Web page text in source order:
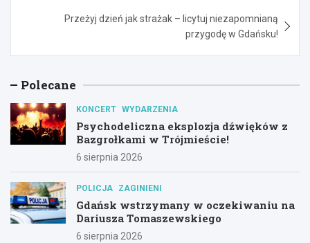
Przeżyj dzień jak strażak – licytuj niezapomnianą
przygodę w Gdańsku!
Polecane
KONCERT WYDARZENIA
Psychodeliczna eksplozja dźwięków z
Bazgrołkami w Trójmieście!
6 sierpnia 2026
POLICJA ZAGINIENI
Gdańsk wstrzymany w oczekiwaniu na
Dariusza Tomaszewskiego
6 sierpnia 2026